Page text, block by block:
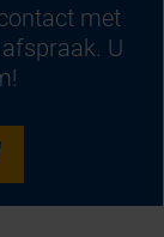
met
U